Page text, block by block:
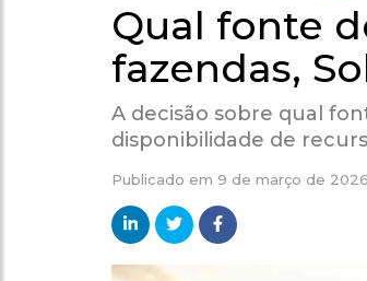
Qual fonte
fazendas,
A decisão sobre qual
disponibilidade de
Publicado em 9 de março de 2026